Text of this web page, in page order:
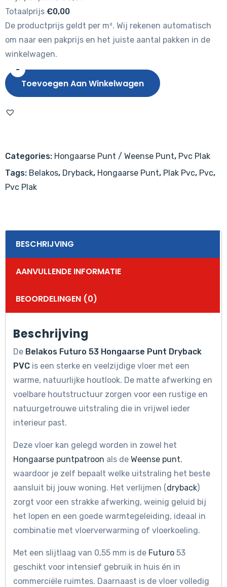
Totaalprijs €0,00
De productprijs geldt per m². Wij rekenen automatisch
om naar een pakprijs en het juiste aantal pakken in de
winkelwagen.
-
Belakos
Futuro
Hongaarse
PVC
aantal
Toevoegen Aan Winkelwagen
Categories: Hongaarse Punt / Weense Punt, Pvc Plak
Tags: Belakos, Dryback, Hongaarse Punt, Plak Pvc, Pvc,
Pvc Plak
BESCHRIJVING
AANVULLENDE INFORMATIE
BEOORDELINGEN (0)
Beschrijving
De Belakos Futuro 53 Hongaarse Punt Dryback
PVC is een sterke en veelzijdige vloer met een
warme, natuurlijke houtlook. De matte afwerking en
voelbare houtstructuur zorgen voor een rustige en
natuurgetrouwe uitstraling die in vrijwel ieder
interieur past.
Deze vloer kan gelegd worden in zowel het
Hongaarse puntpatroon als de Weense punt,
waardoor je zelf bepaalt welke uitstraling het beste
aansluit bij jouw woning. Het verlijmen ( dryback)
zorgt voor een strakke afwerking, weinig geluid bij
het lopen en een goede warmtegeleiding, ideaal in
combinatie met vloerverwarming of vloerkoeling.
Met een slijtlaag van 0,55 mm is de Futuro 53
geschikt voor intensief gebruik in huis én in
commerciële ruimtes. Daarnaast is de vloer volledig